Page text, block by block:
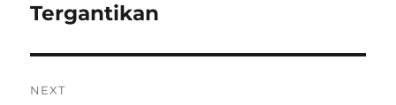
Tergantikan
NEXT